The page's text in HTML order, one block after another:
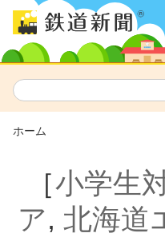
ホーム
［小学生
ア, 北海道